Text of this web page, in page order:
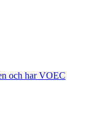
och har VOEC